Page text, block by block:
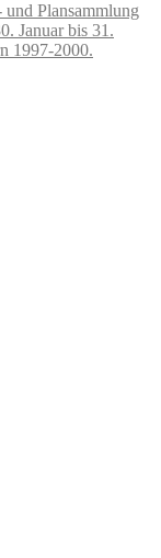
Plansammlung
Januar bis 31.